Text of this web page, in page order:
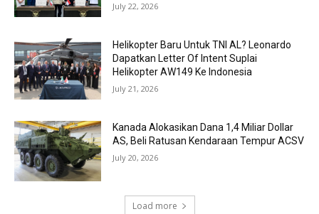
July 22, 2026
Helikopter Baru Untuk TNI AL? Leonardo
Dapatkan Letter Of Intent Suplai
Helikopter AW149 Ke Indonesia
July 21, 2026
Kanada Alokasikan Dana 1,4 Miliar Dollar
AS, Beli Ratusan Kendaraan Tempur ACSV
July 20, 2026
Load more